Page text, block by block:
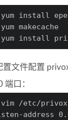
install
makecache
install
置文件配置
端口：
/etc/
address